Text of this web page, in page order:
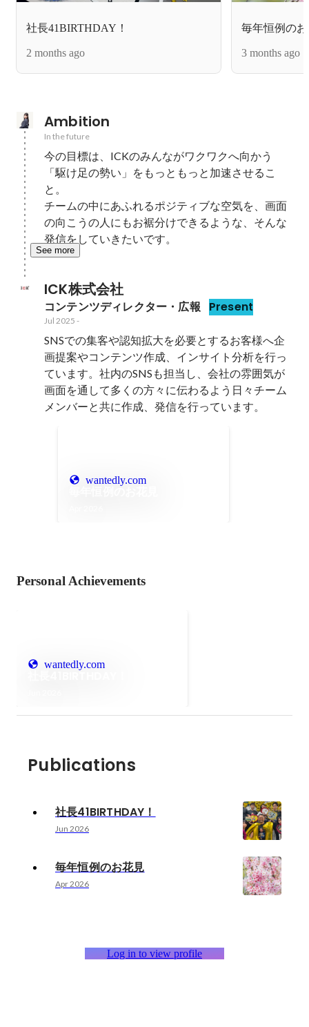
社長41BIRTHDAY！
2 months ago
毎年恒例の
3 months ago
Ambition
In the future
今の目標は、ICKのみんながワクワクへ向かう
「駆け足の勢い」をもっともっと加速させるこ
と。
チームの中にあふれるポジティブな空気を、画面
の向こうの人にもお裾分けできるような、そんな
発信をしていきたいです。
See more
ICK株式会社
コンテンツディレクター・広報 Present
Jul 2025 -
SNSでの集客や認知拡大を必要とするお客様へ企
画提案やコンテンツ作成、インサイト分析を行っ
ています。社内のSNSも担当し、会社の雰囲気が
画面を通して多くの方々に伝わるよう日々チーム
メンバーと共に作成、発信を行っています。
wantedly.com
Personal Achievements
wantedly.com
Publications
社長41BIRTHDAY！
Jun 2026
毎年恒例のお花見
Apr 2026
Log in to view profile